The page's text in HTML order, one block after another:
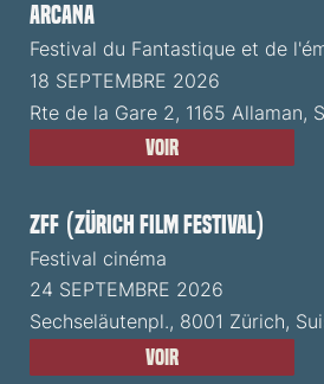
ARCANA
Festival du Fantastique et de
18 SEPTEMBRE 2026
Rte de la Gare 2, 1165 Allaman,
Voir
ZFF (Zürich Film Festival)
Festival cinéma
24 SEPTEMBRE 2026
Sechseläutenpl., 8001 Zürich,
Voir